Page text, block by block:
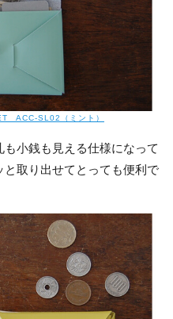
ACC-SL02（ミント）
も小銭も見える仕様になって
取り出せてとっても便利で